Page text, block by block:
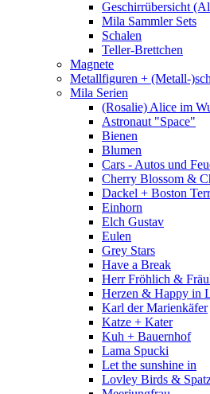
Geschirrübersicht
Mila Sammler Sets
Schalen
Teller-Brettchen
Magnete
Metallfiguren + (Metall-
Mila Serien
(Rosalie) Alice im
Astronaut "Space"
Bienen
Blumen
Cars - Autos und
Cherry Blossom &
Dackel + Boston
Einhorn
Elch Gustav
Eulen
Grey Stars
Have a Break
Herr Fröhlich &
Herzen & Happy in
Karl der Marienkäfer
Katze + Kater
Kuh + Bauernhof
Lama Spucki
Let the sunshine in
Lovley Birds &